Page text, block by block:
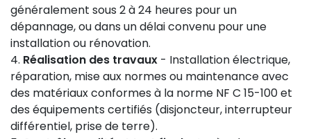
généralement sous 2 à 24 heures pour un
dépannage, ou dans un délai convenu pour une
installation ou rénovation.
Réalisation des travaux - Installation électrique,
réparation, mise aux normes ou maintenance avec
des matériaux conformes à la norme NF C 15-100 et
des équipements certifiés (disjoncteur, interrupteur
différentiel, prise de terre).